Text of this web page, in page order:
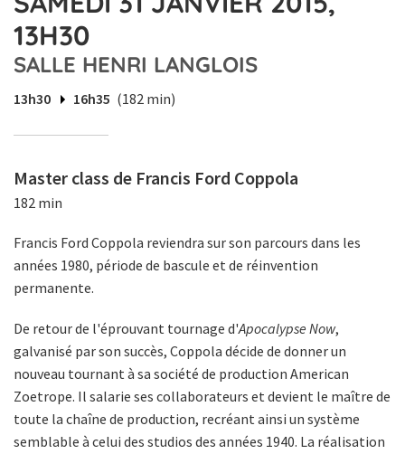
13H30
SALLE HENRI LANGLOIS
13h30 16h35 (182 min)
Master class de Francis Ford Coppola
182 min
Francis Ford Coppola reviendra sur son parcours dans les
années 1980, période de bascule et de réinvention
permanente.
De retour de l'éprouvant tournage d'Apocalypse Now,
galvanisé par son succès, Coppola décide de donner un
nouveau tournant à sa société de production American
Zoetrope. Il salarie ses collaborateurs et devient le maître de
toute la chaîne de production, recréant ainsi un système
semblable à celui des studios des années 1940. La réalisation